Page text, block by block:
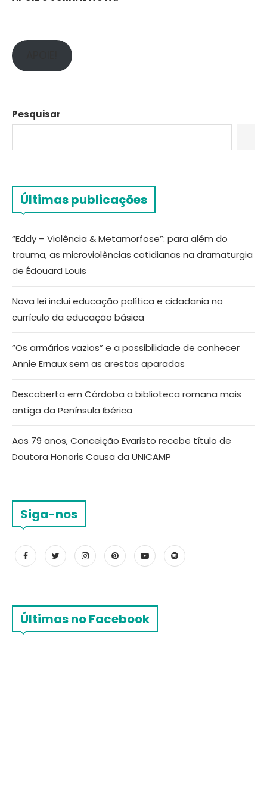
Pesquisar
Últimas publicações
“Eddy – Violência & Metamorfose”: para além do
trauma, as microviolências cotidianas na dramaturgia
de Édouard Louis
Nova lei inclui educação política e cidadania no
currículo da educação básica
“Os armários vazios” e a possibilidade de conhecer
Annie Ernaux sem as arestas aparadas
Descoberta em Córdoba a biblioteca romana mais
antiga da Península Ibérica
Aos 79 anos, Conceição Evaristo recebe título de
Doutora Honoris Causa da UNICAMP
Siga-nos
Últimas no Facebook